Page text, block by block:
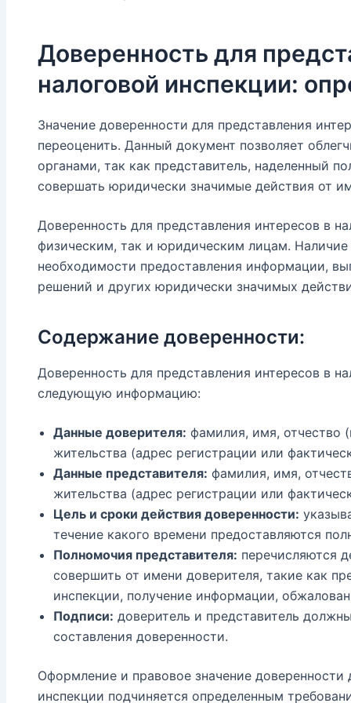
Доверенность для
налоговой инспекции:
Значение доверенности для представления
переоценить. Данный документ позволяет
органами, так как представитель, наделенный
совершать юридически значимые действия от
Доверенность для представления интересов в
физическим, так и юридическим лицам.
необходимости предоставления информации,
решений и других юридически значимых
Содержание доверенности:
Доверенность для представления интересов в
следующую информацию:
Данные доверителя: фамилия, имя, отчество
жительства (адрес регистрации или
Данные представителя: фамилия, имя,
жительства (адрес регистрации или
Цель и сроки действия доверенности:
течение какого времени предоставляются
Полномочия представителя: перечисляются
совершить от имени доверителя, такие как
инспекции, получение информации,
Подписи: доверитель и представитель
составления доверенности.
Оформление и правовое значение доверенности
инспекции подчиняется определенным